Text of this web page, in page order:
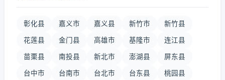
彰化县 嘉义市 嘉义县 新竹市 新竹县
花莲县 金门县 高雄市 基隆市 连江县
苗栗县 南投县 新北市 澎湖县 屏东县
台中市 台南市 台北市 台东县 桃园县